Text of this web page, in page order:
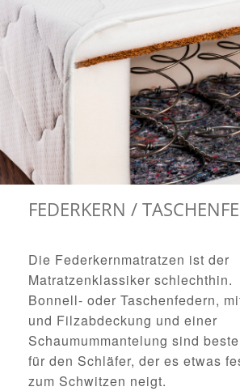
FEDERKERN /
Die Federkernmatratzen ist der
Matratzenklassiker schlechthin.
Bonnell- oder Taschenfedern,
und Filzabdeckung und einer
Schaumummantelung sind
für den Schläfer, der es etwas
zum Schwitzen neigt.